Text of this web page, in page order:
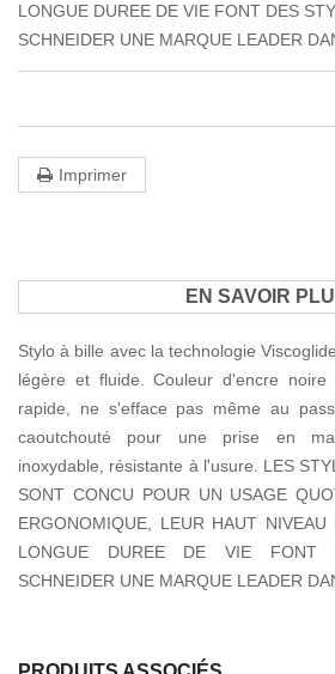
LONGUE DUREE DE VIE FONT DES
SCHNEIDER UNE MARQUE LEADER
Imprimer
EN SAVOIR
Stylo à bille avec la technologie
légère et fluide. Couleur d'encre noire
rapide, ne s'efface pas même au
caoutchouté pour une prise en
inoxydable, résistante à l'usure. LES
SONT CONCU POUR UN USAGE
ERGONOMIQUE, LEUR HAUT
LONGUE DUREE DE VIE FONT
SCHNEIDER UNE MARQUE LEADER